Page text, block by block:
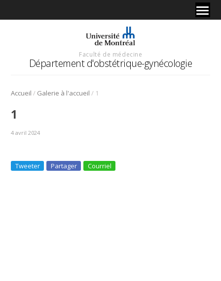
Faculté de médecine
Département d'obstétrique-gynécologie
Accueil / Galerie à l'accueil / 1
1
4 avril 2024
Tweeter Partager Courriel